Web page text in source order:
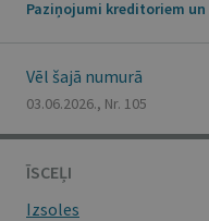
Paziņojumi kreditoriem
Vēl šajā numurā
03.06.2026., Nr. 105
ĪSCEĻI
Izsoles